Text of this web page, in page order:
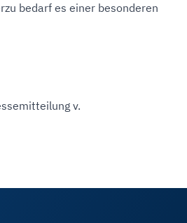
bedarf es einer besonderen
v.